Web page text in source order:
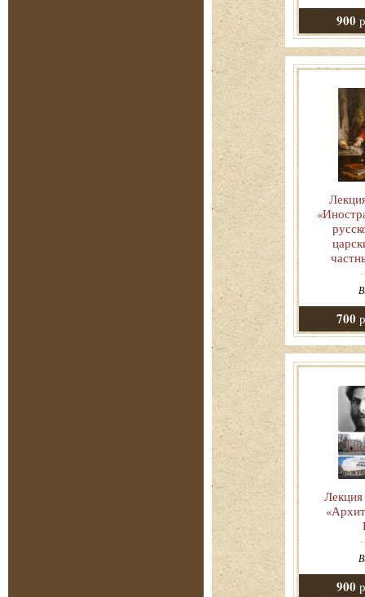
900
700
900